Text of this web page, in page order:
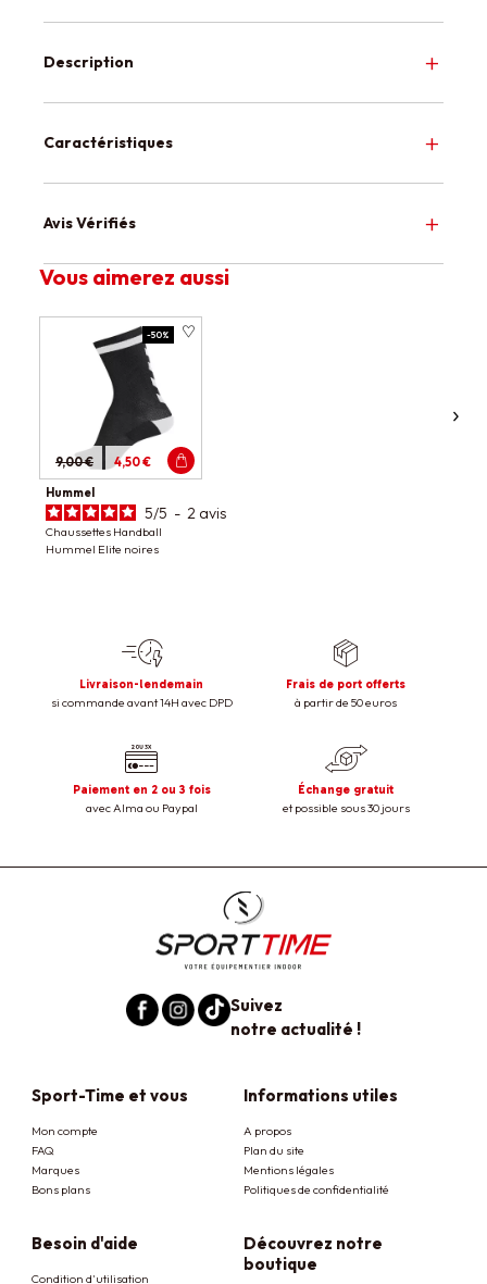
Description
Caractéristiques
Avis Vérifiés
Vous aimerez aussi
9,00 € 4,50 €
-50%
Hummel
5/5 - 2 avis
Chaussettes Handball
Hummel Elite noires
Livraison-lendemain
si commande avant 14H avec DPD
Frais de port offerts
à partir de 50 euros
Paiement en 2 ou 3 fois
avec Alma ou Paypal
Échange gratuit
et possible sous 30 jours
Suivez
notre actualité !
Sport-Time et vous
Mon compte
FAQ
Marques
Bons plans
Informations utiles
A propos
Plan du site
Mentions légales
Politiques de confidentialité
Besoin d'aide
Condition d'utilisation
Découvrez notre
boutique